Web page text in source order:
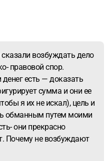
возбуждать дело
правовой спор.
есть — доказать
сумма и они ее
я их не искал), цель и
обманным путем моими
они прекрасно
Почему не возбуждают